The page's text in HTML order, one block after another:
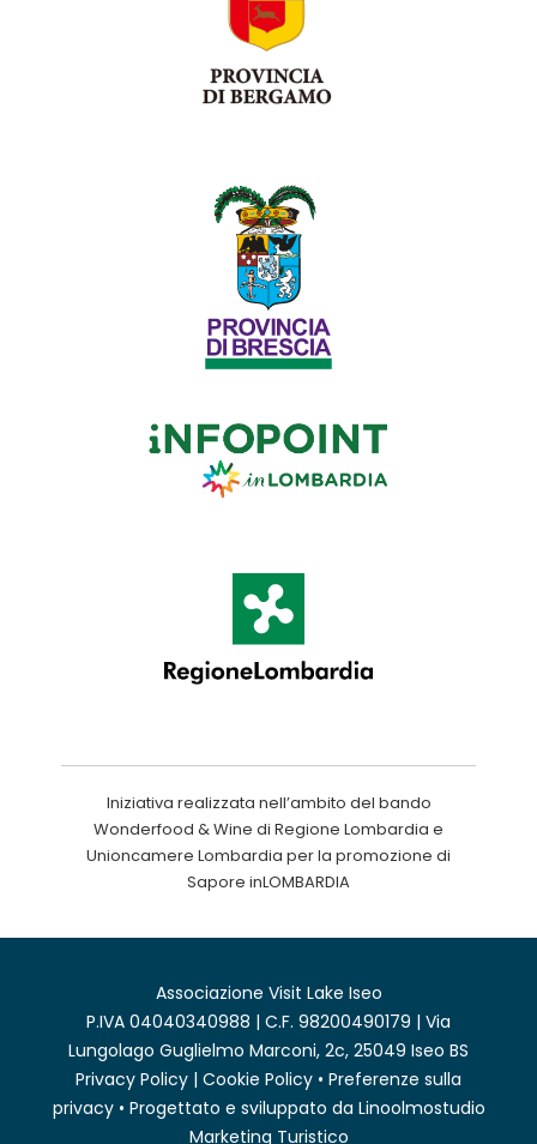
Iniziativa realizzata nell’ambito del bando
Wonderfood & Wine di Regione Lombardia e
Unioncamere Lombardia per la promozione di
Sapore inLOMBARDIA
Associazione Visit Lake Iseo
P.IVA 04040340988 | C.F. 98200490179 | Via
Lungolago Guglielmo Marconi, 2c, 25049 Iseo BS
Privacy Policy | Cookie Policy • Preferenze sulla
privacy• Progettato e sviluppato da Linoolmostudio
Marketing Turistico